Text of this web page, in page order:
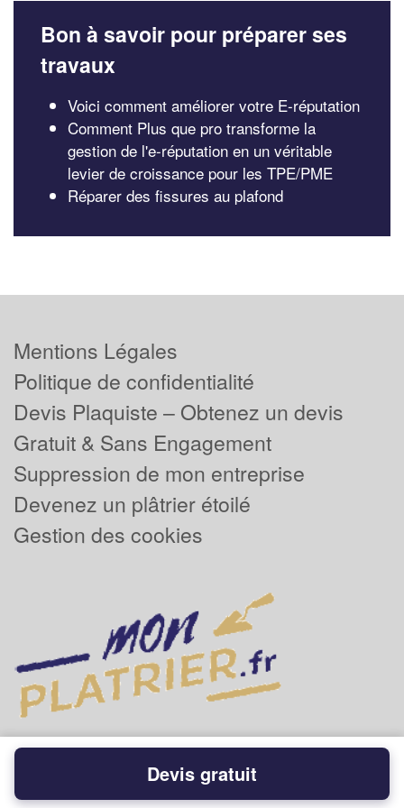
Bon à savoir pour préparer ses
travaux
Voici comment améliorer votre E-réputation
Comment Plus que pro transforme la
gestion de l'e-réputation en un véritable
levier de croissance pour les TPE/PME
Réparer des fissures au plafond
Mentions Légales
Politique de confidentialité
Devis Plaquiste – Obtenez un devis
Gratuit & Sans Engagement
Suppression de mon entreprise
Devenez un plâtrier étoilé
Gestion des cookies
Powered byPlus que pro
Devis gratuit